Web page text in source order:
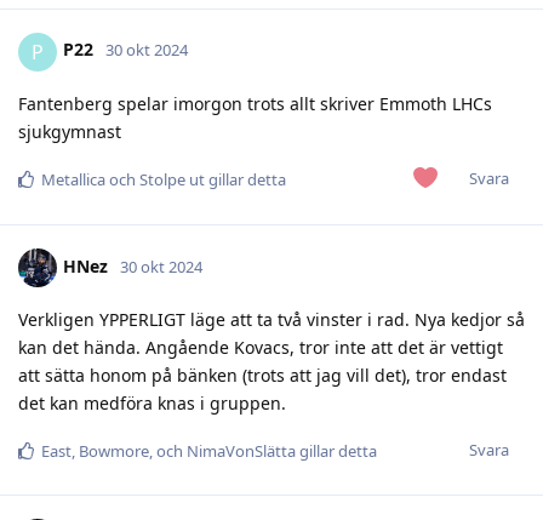
P P22 30 okt 2024
Fantenberg spelar imorgon trots allt skriver Emmoth LHCs
sjukgymnast
Svara
Metallicaoch Stolpe utgillar detta
HNez 30 okt 2024
Verkligen YPPERLIGT läge att ta två vinster i rad. Nya kedjor så
kan det hända. Angående Kovacs, tror inte att det är vettigt
att sätta honom på bänken (trots att jag vill det), tror endast
det kan medföra knas i gruppen.
Svara
East, Bowmore, och NimaVonSlättagillar detta